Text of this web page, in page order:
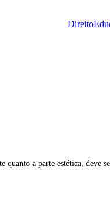
Direito
a parte estética, deve